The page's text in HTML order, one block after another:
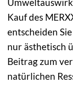
Kauf des
entscheiden
nur ästhetisch
Beitrag zum
natürlichen